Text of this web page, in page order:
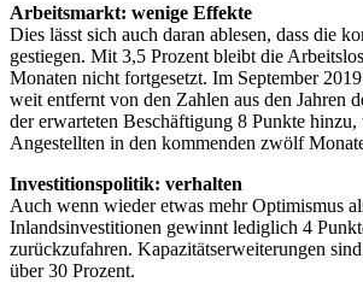
Arbeitsmarkt: wenige Effekte
Dies lässt sich auch daran ablesen, dass die
gestiegen. Mit 3,5 Prozent bleibt die
Monaten nicht fortgesetzt. Im September
weit entfernt von den Zahlen aus den Jahren
der erwarteten Beschäftigung 8 Punkte
Angestellten in den kommenden zwölf
Investitionspolitik: verhalten
Auch wenn wieder etwas mehr Optimismus
Inlandsinvestitionen gewinnt lediglich 4
zurückzufahren. Kapazitätserweiterungen
über 30 Prozent.